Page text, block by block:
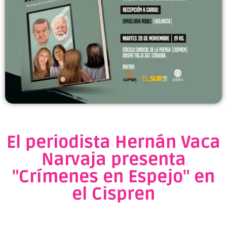
El periodista Hernán Vaca
Narvaja presenta
"Crímenes en Espejo" en
el Cispren